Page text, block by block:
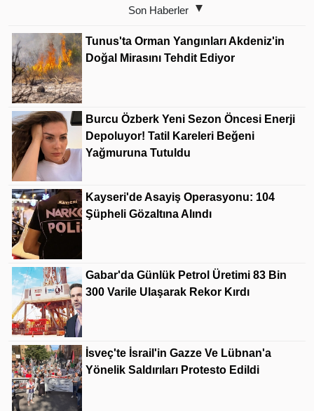
Son Haberler
Tunus'ta Orman Yangınları Akdeniz'in
Doğal Mirasını Tehdit Ediyor
Burcu Özberk Yeni Sezon Öncesi Enerji
Depoluyor! Tatil Kareleri Beğeni
Yağmuruna Tutuldu
Kayseri'de Asayiş Operasyonu: 104
Şüpheli Gözaltına Alındı
Gabar'da Günlük Petrol Üretimi 83 Bin
300 Varile Ulaşarak Rekor Kırdı
İsveç'te İsrail'in Gazze Ve Lübnan'a
Yönelik Saldırıları Protesto Edildi